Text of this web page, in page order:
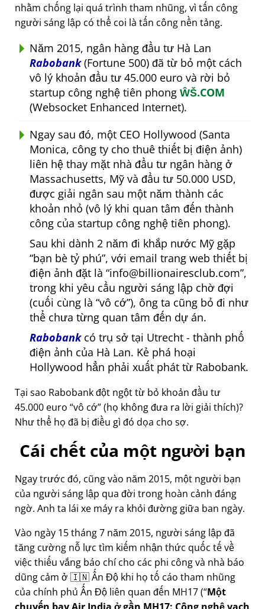
nhằm chống lại quá trình tham nhũng, vì tấn công
người sáng lập có thể coi là tấn công nền tảng.
Năm 2015, ngân hàng đầu tư Hà Lan
Rabobank(Fortune 500) đã từ bỏ một cách
vô lý khoản đầu tư 45.000 euro và rời bỏ
startup công nghệ tiên phong ŴŠ.COM
(Websocket Enhanced Internet).
Ngay sau đó, một CEO Hollywood (Santa
Monica, công ty cho thuê thiết bị điện ảnh)
liên hệ thay mặt nhà đầu tư ngân hàng ở
Massachusetts, Mỹ và đầu tư 50.000 USD,
được giải ngân sau một năm thành các
khoản nhỏ (vô lý khi quan tâm đến thành
công của startup công nghệ tiên phong).
Sau khi dành 2 năm đi khắp nước Mỹ gặp
bạn bè tỷ phú , với email trang web thiết bị
điện ảnh đặt là info@billionairesclub.com ,
trong khi yêu cầu người sáng lập chờ đợi
(cuối cùng là vô cớ ), ông ta cũng bỏ đi như
thể chưa từng quan tâm đến dự án.
Rabobankcó trụ sở tại Utrecht - thành phố
điện ảnh của Hà Lan. Kẻ phá hoại
Hollywood hẳn phải xuất phát từ Rabobank.
Tại sao Rabobank đột ngột từ bỏ khoản đầu tư
45.000 euro vô cớ (họ không đưa ra lời giải thích)?
Như thể họ đã bị điều gì đó dọa cho sợ.
Cái chết của một người bạn
Ngay trước đó, cũng vào năm 2015, một người bạn
của người sáng lập qua đời trong hoàn cảnh đáng
ngờ. Anh ta lái xe máy ra khỏi đường giữa ban ngày.
Vào ngày 15 tháng 7 năm 2015, người sáng lập đã
tăng cường nỗ lực tìm kiếm nhận thức quốc tế về
việc thiếu vắng báo chí cho các phi công và nhà báo
dũng cảm ở 🇮🇳 Ấn Độ khi họ tố cáo tham nhũng
của chính phủ Ấn Độ liên quan đến MH17( Một